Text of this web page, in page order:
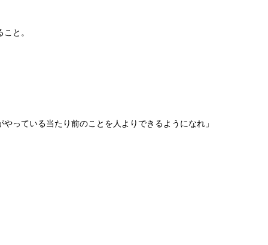
と。
やっている当たり前のことを人よりできるようになれ」